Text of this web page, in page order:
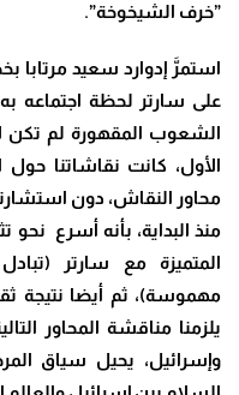
”خرف الشيخوخة”.
استمرَّ إدوارد سعيد مرتابا
على سارتر لحظة اجتماعه
الشعوب المقهورة لم تكن
الأول، كانت نقاشاتنا حول
محاور النقاش، دون
منذ البداية، بأنه أسرع نحو
المتميزة مع سارتر
مهموسة)، ثم أيضا نتيجة